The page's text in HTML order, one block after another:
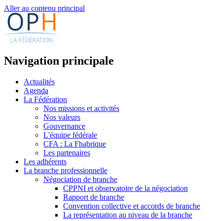
Aller au contenu principal
Navigation principale
Actualités
Agenda
La Fédération
Nos missions et activités
Nos valeurs
Gouvernance
L'équipe fédérale
CFA : La Fhabrique
Les partenaires
Les adhérents
La branche professionnelle
Négociation de branche
CPPNI et observatoire de la négociation
Rapport de branche
Convention collective et accords de branche
La représentation au niveau de la branche